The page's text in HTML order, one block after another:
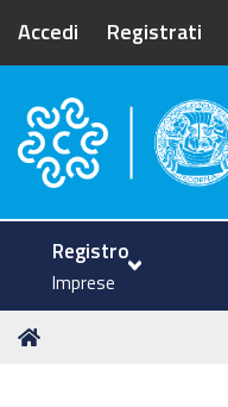
Accedi Registrati
Camera di
Registro
Imprese
Tu